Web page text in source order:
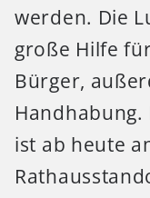
werden. Die
große Hilfe
Bürger,
Handhabung.
ist ab heute